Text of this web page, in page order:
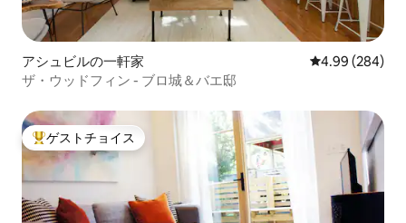
アシュビルの一軒家 レビュー284
4.99 (284)
ザ・ウッドフィン - ブロ城＆バエ邸
大好評のゲストチョイスです。
ゲストチョイス